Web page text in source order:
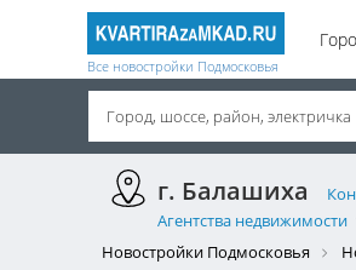
Все новостройки Подмосковья
Город, шоссе, район, электричка
г. Балашиха
Агентства недвижимости
Новостройки Подмосковья